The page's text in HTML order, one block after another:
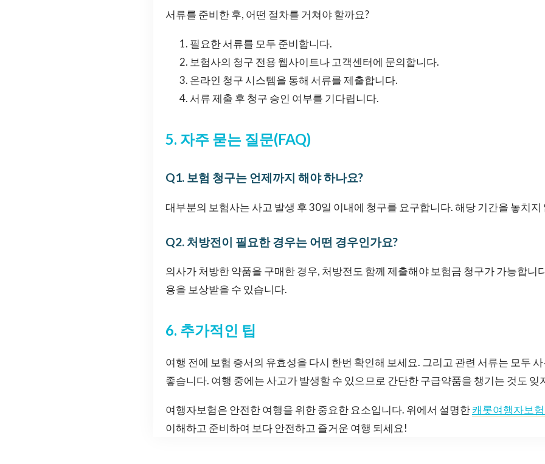
서류를 준비한 후, 어떤 절차를 거쳐야 할까요?
필요한 서류를 모두 준비합니다.
보험사의 청구 전용 웹사이트나 고객센터에 문의합니다.
온라인 청구 시스템을 통해 서류를 제출합니다.
서류 제출 후 청구 승인 여부를 기다립니다.
5. 자주 묻는 질문(FAQ)
Q1. 보험 청구는 언제까지 해야 하나요?
대부분의 보험사는 사고 발생 후 30일 이내에 청구를 요구합니다. 해당 기간을 놓치
Q2. 처방전이 필요한 경우는 어떤 경우인가요?
의사가 처방한 약품을 구매한 경우, 처방전도 함께 제출해야 보험금 청구가 가능합니
용을 보상받을 수 있습니다.
6. 추가적인 팁
여행 전에 보험 증서의 유효성을 다시 한번 확인해 보세요. 그리고 관련 서류는 모두
좋습니다. 여행 중에는 사고가 발생할 수 있으므로 간단한 구급약품을 챙기는 것도 잊
여행자보험은 안전한 여행을 위한 중요한 요소입니다. 위에서 설명한캐롯여행자보
이해하고 준비하여 보다 안전하고 즐거운 여행 되세요!